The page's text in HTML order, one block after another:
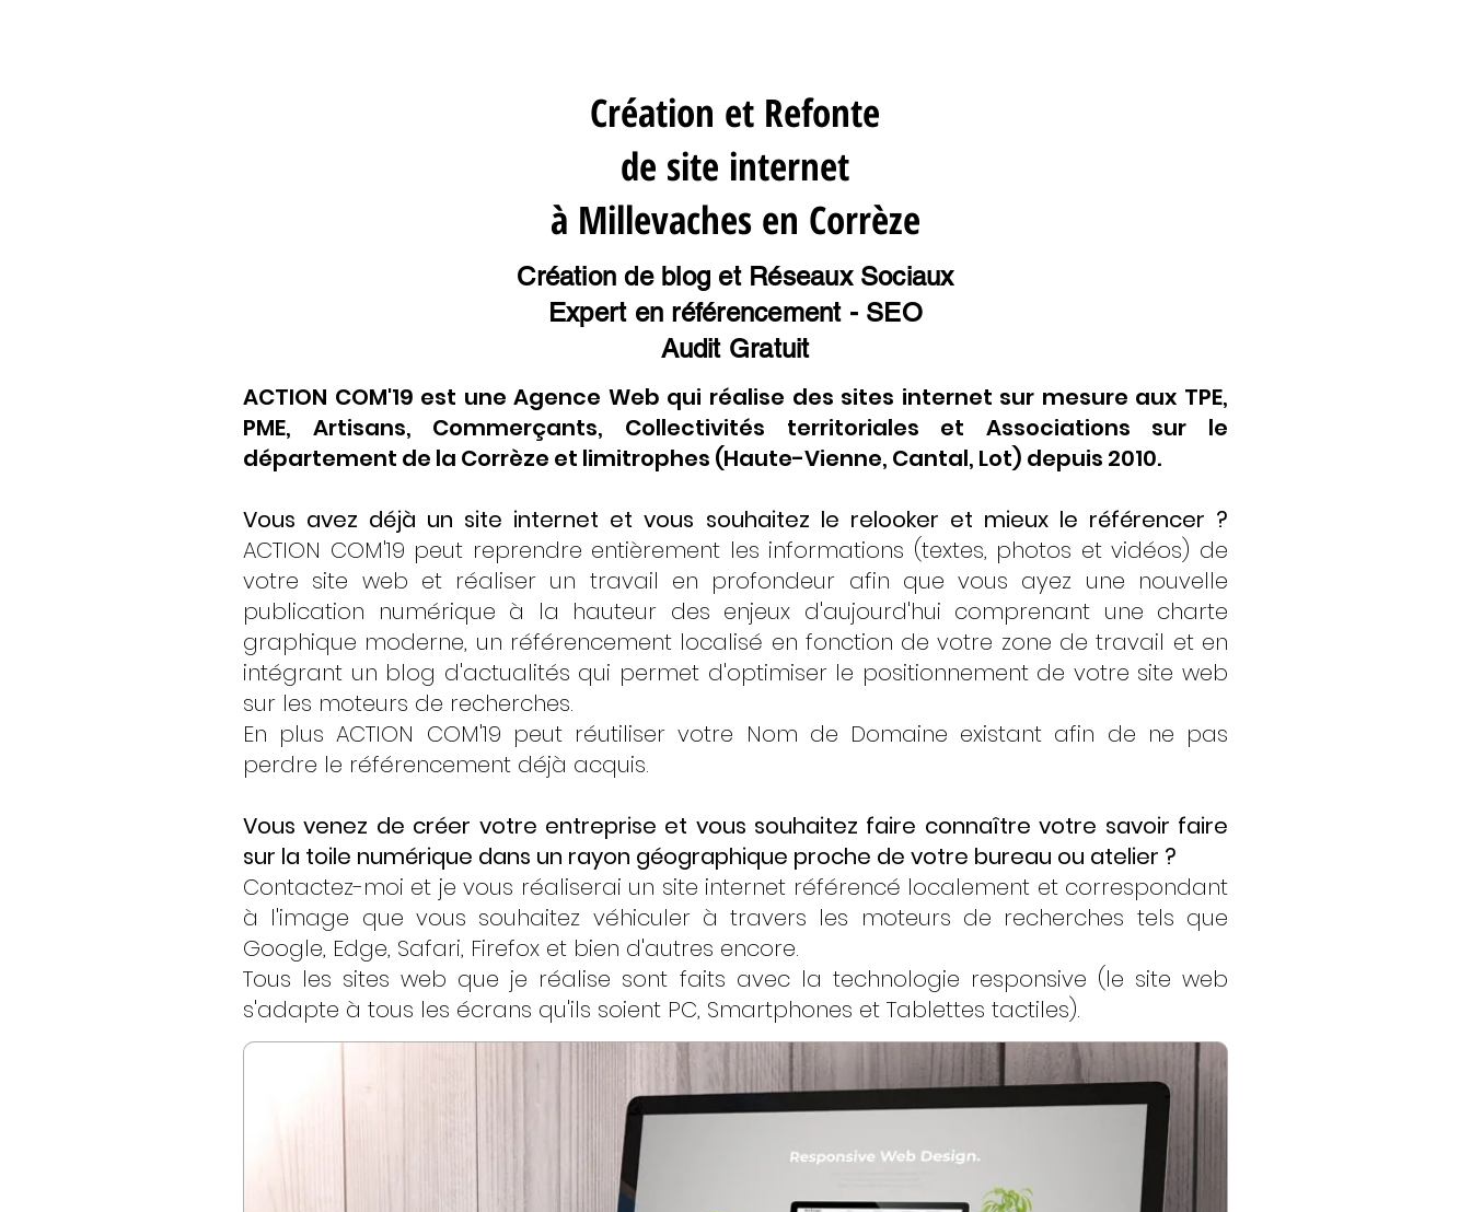
Création et Refonte
de site internet
à Millevaches en Corrèze
Création de blog et Réseaux Sociaux
Expert en référencement - SEO
Audit Gratuit
ACTION COM'19 est une Agence Web qui réalise des sites internet sur mesure aux TPE,
PME, Artisans, Commerçants, Collectivités territoriales et Associations sur le
département de la Corrèze et limitrophes (Haute-Vienne, Cantal, Lot) depuis 2010.
Vous avez déjà un site internet et vous souhaitez le relooker et mieux le référencer ?
ACTION COM'19 peut reprendre entièrement les informations (textes, photos et vidéos) de
votre site web et réaliser un travail en profondeur afin que vous ayez une nouvelle
publication numérique à la hauteur des enjeux d'aujourd'hui comprenant une charte
graphique moderne, un référencement localisé en fonction de votre zone de travail et en
intégrant un blog d'actualités qui permet d'optimiser le positionnement de votre site web
sur les moteurs de recherches.
En plus ACTION COM'19 peut réutiliser votre Nom de Domaine existant afin de ne pas
perdre le référencement déjà acquis.
Vous venez de créer votre entreprise et vous souhaitez faire connaître votre savoir faire
sur la toile numérique dans un rayon géographique proche de votre bureau ou atelier ?
Contactez-moi et je vous réaliserai un site internet référencé localement et correspondant
à l'image que vous souhaitez véhiculer à travers les moteurs de recherches tels que
Google, Edge, Safari, Firefox et bien d'autres encore.
Tous les sites web que je réalise sont faits avec la technologie responsive (le site web
s'adapte à tous les écrans qu'ils soient PC, Smartphones et Tablettes tactiles).